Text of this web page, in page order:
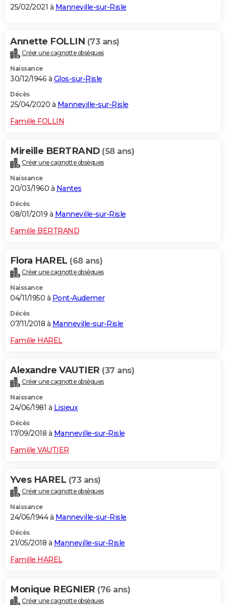
25/02/2021 à Manneville-sur-Risle
Annette FOLLIN (73 ans)
Créer une cagnotte obsèques
Naissance
30/12/1946 à Glos-sur-Risle
Décès
25/04/2020 à Manneville-sur-Risle
Famille FOLLIN
Mireille BERTRAND (58 ans)
Créer une cagnotte obsèques
Naissance
20/03/1960 à Nantes
Décès
08/01/2019 à Manneville-sur-Risle
Famille BERTRAND
Flora HAREL (68 ans)
Créer une cagnotte obsèques
Naissance
04/11/1950 à Pont-Audemer
Décès
07/11/2018 à Manneville-sur-Risle
Famille HAREL
Alexandre VAUTIER (37 ans)
Créer une cagnotte obsèques
Naissance
24/06/1981 à Lisieux
Décès
17/09/2018 à Manneville-sur-Risle
Famille VAUTIER
Yves HAREL (73 ans)
Créer une cagnotte obsèques
Naissance
24/06/1944 à Manneville-sur-Risle
Décès
21/05/2018 à Manneville-sur-Risle
Famille HAREL
Monique REGNIER (76 ans)
Créer une cagnotte obsèques